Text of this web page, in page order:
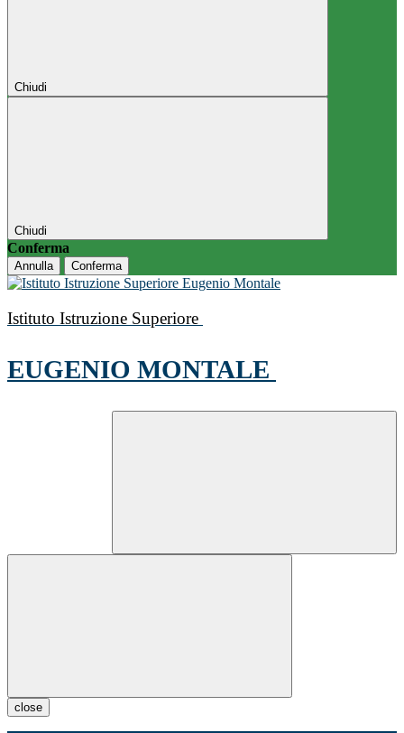
Chiudi
Chiudi
Conferma
Annulla Conferma
Istituto Istruzione Superiore
EUGENIO MONTALE
close